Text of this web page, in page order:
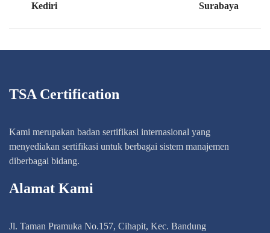
Kediri
Surabaya
TSA Certification
Kami merupakan badan sertifikasi internasional yang
menyediakan sertifikasi untuk berbagai sistem manajemen
diberbagai bidang.
Alamat Kami
Jl. Taman Pramuka No.157, Cihapit, Kec. Bandung